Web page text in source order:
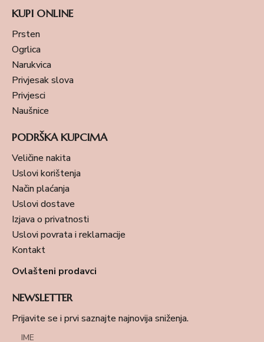
KUPI ONLINE
Prsten
Ogrlica
Narukvica
Privjesak slova
Privjesci
Naušnice
PODRŠKA KUPCIMA
Veličine nakita
Uslovi korištenja
Način plaćanja
Uslovi dostave
Izjava o privatnosti
Uslovi povrata i reklamacije
Kontakt
Ovlašteni prodavci
NEWSLETTER
Prijavite se i prvi saznajte najnovija sniženja.